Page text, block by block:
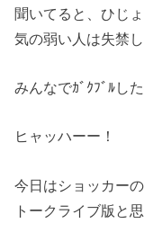
聞いてると、ひじ
気の弱い人は失禁
みんなでｶﾞｸﾌﾞﾙし
ヒャッハーー！
今日はショッカー
トークライブ版と